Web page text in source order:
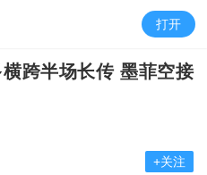
打开
跨半场长传 墨菲空接
+关注